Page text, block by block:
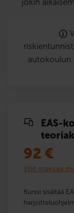
autokoulun
EAS-
92 €
Voit maksaa
Kurssi sisältää